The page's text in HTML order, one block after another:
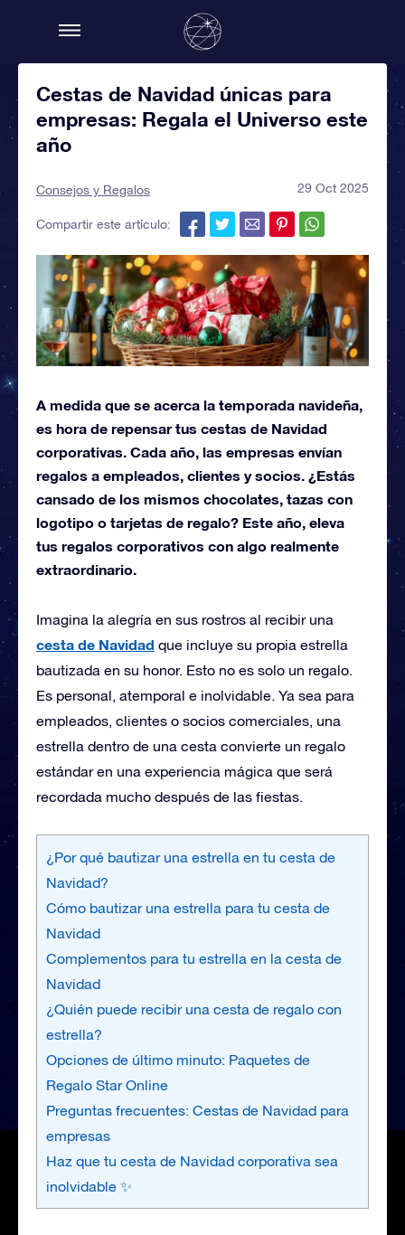
Cestas de Navidad únicas para
empresas: Regala el Universo este
año
Consejos y Regalos 29 Oct 2025
Compartir este artículo:
A medida que se acerca la temporada navideña,
es hora de repensar tus cestas de Navidad
corporativas. Cada año, las empresas envían
regalos a empleados, clientes y socios. ¿Estás
cansado de los mismos chocolates, tazas con
logotipo o tarjetas de regalo? Este año, eleva
tus regalos corporativos con algo realmente
extraordinario.
Imagina la alegría en sus rostros al recibir una
cesta de Navidad que incluye su propia estrella
bautizada en su honor. Esto no es solo un regalo.
Es personal, atemporal e inolvidable. Ya sea para
empleados, clientes o socios comerciales, una
estrella dentro de una cesta convierte un regalo
estándar en una experiencia mágica que será
recordada mucho después de las fiestas.
¿Por qué bautizar una estrella en tu cesta de
Navidad?
Cómo bautizar una estrella para tu cesta de
Navidad
Complementos para tu estrella en la cesta de
Navidad
¿Quién puede recibir una cesta de regalo con
estrella?
Opciones de último minuto: Paquetes de
Regalo Star Online
Preguntas frecuentes: Cestas de Navidad para
empresas
Haz que tu cesta de Navidad corporativa sea
inolvidable ✨